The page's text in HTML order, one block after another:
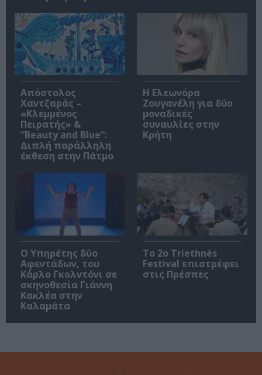
Απόστολος
Χαντζαράς –
«Κλεμμένος
Πειρατής» &
“Beauty and Blue”:
Διπλή παράλληλη
έκθεση στην Πάτμο
Η Ελεωνόρα
Ζουγανέλη για δύο
μοναδικές
συναυλίες στην
Κρήτη
Ο Υπηρέτης δύο
Αφεντάδων, του
Κάρλο Γκολντόνι σε
σκηνοθεσία Γιάννη
Κακλέα στην
Καλαμάτα
Το 2ο Triethnés
Festival επιστρέφει
στις Πρέσπες